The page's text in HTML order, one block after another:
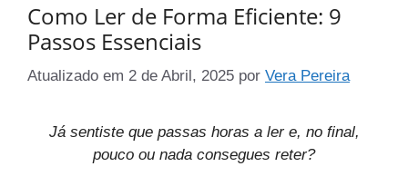
Como Ler de Forma Eficiente: 9
Passos Essenciais
Atualizado em 2 de Abril, 2025 por Vera Pereira
Já sentiste que passas horas a ler e, no final,
pouco ou nada consegues reter?